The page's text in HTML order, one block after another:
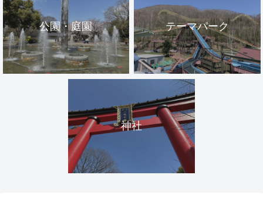
公園・庭園 テーマパーク
神社